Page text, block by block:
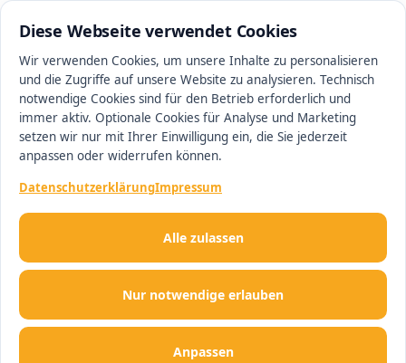
Diese Webseite verwendet Cookies
Wir verwenden Cookies, um unsere Inhalte zu personalisieren
und die Zugriffe auf unsere Website zu analysieren. Technisch
notwendige Cookies sind für den Betrieb erforderlich und
immer aktiv. Optionale Cookies für Analyse und Marketing
setzen wir nur mit Ihrer Einwilligung ein, die Sie jederzeit
anpassen oder widerrufen können.
DatenschutzerklärungImpressum
Nur notwendige erlauben
Anpassen
Alle zulassen